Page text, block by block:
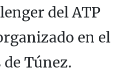
del ATP
en el
de Túnez.